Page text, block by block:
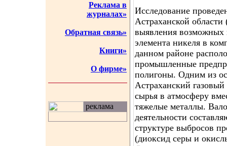
Реклама в
журналах»
Обратная связь»
Книги»
О фирме»
реклама
Исследование
Астраханской
выявления возможных
элемента никеля в
данном районе
промышленные
полигоны. Одним из
Астраханский
сырья в атмосферу
тяжелые металлы.
деятельности
структуре выбросов
(диоксид серы и